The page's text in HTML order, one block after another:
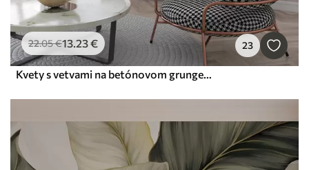
22.05€13.23€ 23
Kvety s vetvami na betónovom grungeovom pozadí minimalizmu